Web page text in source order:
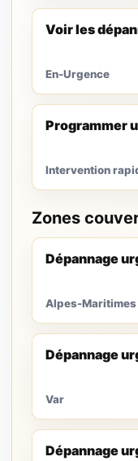
Voir les
En-Urgence
Programmer
Intervention
Zones
Dépannage
Alpes-Maritimes
Dépannage
Var
Dépannage